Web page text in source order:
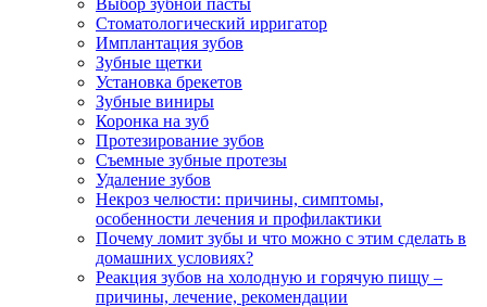
Выбор зубной пасты
Стоматологический ирригатор
Имплантация зубов
Зубные щетки
Установка брекетов
Зубные виниры
Коронка на зуб
Протезирование зубов
Съемные зубные протезы
Удаление зубов
Некроз челюсти: причины, симптомы,
особенности лечения и профилактики
Почему ломит зубы и что можно с этим сделать в
домашних условиях?
Реакция зубов на холодную и горячую пищу –
причины, лечение, рекомендации